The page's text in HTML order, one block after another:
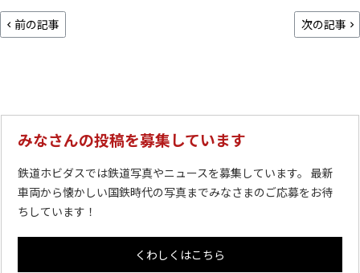
前の記事 次の記事
みなさんの投稿を募集しています
鉄道ホビダスでは鉄道写真やニュースを募集しています。 最新
車両から懐かしい国鉄時代の写真までみなさまのご応募をお待
ちしています！
くわしくはこちら